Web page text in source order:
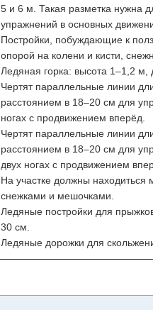
5 и 6 м. Такая разметка нужна
упражнений в основных
Постройки, побуждающие к
опорой на колени и кисти,
Ледяная горка: высота 1–1,2
Чертят параллельные линии
расстоянием в 18–20 см для
ногах с продвижением вперёд.
Чертят параллельные линии
расстоянием в 18–20 см для
двух ногах с продвижением
На участке должны
снежками и мешочками.
Ледяные постройки для
30 см.
Ледяные дорожки для